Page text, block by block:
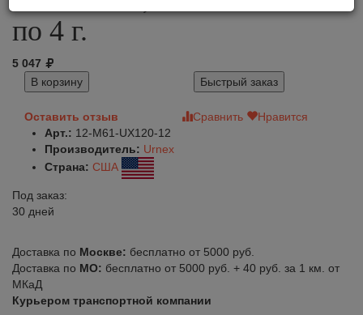
по 4 г.
5 047
В корзину
Быстрый заказ
Оставить отзыв Сравнить
Нравится
Арт.: 12-M61-UX120-12
Производитель: Urnex
Страна: США
Под заказ:
30 дней
Доставка по Москве: бесплатно от 5000 руб.
Доставка по МО: бесплатно от 5000 руб. + 40 руб. за 1 км. от
МКаД
Курьером транспортной компании